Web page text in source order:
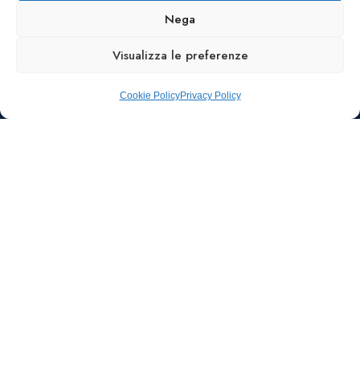
Nega
Visualizza le preferenze
Cookie PolicyPrivacy Policy